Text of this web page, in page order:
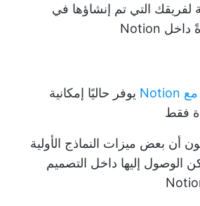
لفريقك التي تم إنشاؤها في
يوفر حاليًا إمكانية
فقط
أن بعض ميزات النماذج الأولية
الوصول إليها داخل التصميم